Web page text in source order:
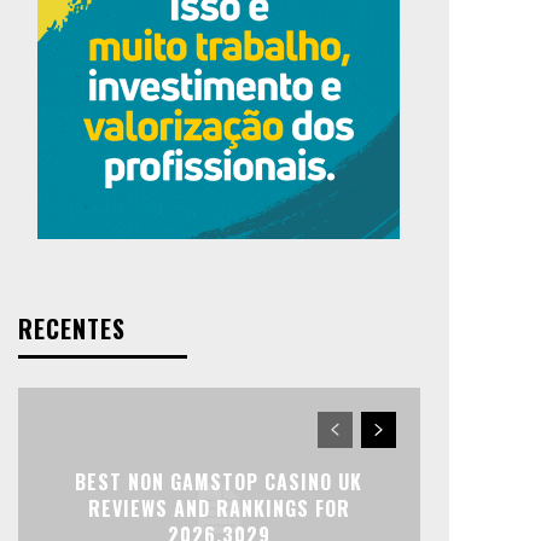
RECENTES
BEST NON GAMSTOP CASINO UK
REVIEWS AND RANKINGS FOR